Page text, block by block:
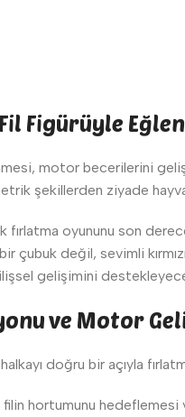
Figürüyle
motor becerilerini
şekillerden ziyade
fırlatma oyununu son
değil, sevimli
gelişimini
ve Motor
doğru bir açıyla
hortumunu hedeflemesi